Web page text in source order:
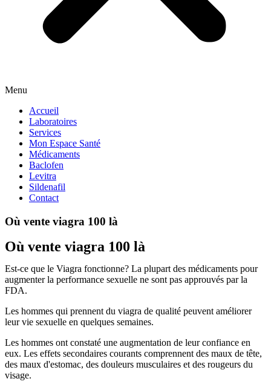
Menu
Accueil
Laboratoires
Services
Mon Espace Santé
Médicaments
Baclofen
Levitra
Sildenafil
Contact
Où vente viagra 100 là
Où vente viagra 100 là
Est-ce que le Viagra fonctionne? La plupart des médicaments pour
augmenter la performance sexuelle ne sont pas approuvés par la
FDA.
Les hommes qui prennent du viagra de qualité peuvent améliorer
leur vie sexuelle en quelques semaines.
Les hommes ont constaté une augmentation de leur confiance en
eux. Les effets secondaires courants comprennent des maux de tête,
des maux d'estomac, des douleurs musculaires et des rougeurs du
visage.